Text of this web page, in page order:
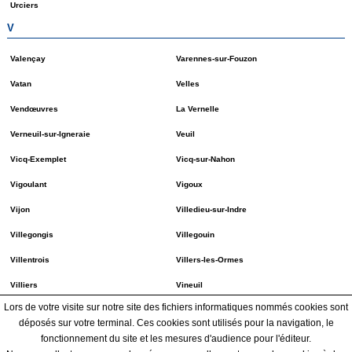
Urciers
V
Valençay Varennes-sur-Fouzon
Vatan Velles
Vendœuvres La Vernelle
Verneuil-sur-Igneraie Veuil
Vicq-Exemplet Vicq-sur-Nahon
Vigoulant Vigoux
Vijon Villedieu-sur-Indre
Villegongis Villegouin
Villentrois Villers-les-Ormes
Villiers Vineuil
Vouillon
Téléchargez le guide du nouvel arrivant dans le département 36 - Indre où sont
répertoriées toutes les démarches à accomplir de votre déménagement à votre arrivée.
Lors de votre visite sur notre site des fichiers informatiques nommés cookies sont
déposés sur votre terminal. Ces cookies sont utilisés pour la navigation, le
fonctionnement du site et les mesures d'audience pour l'éditeur.